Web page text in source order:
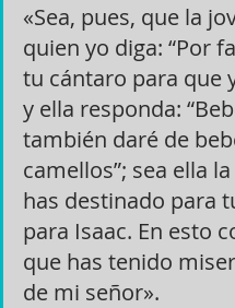
«Sea, pues, que la
quien yo diga: “Por
tu cántaro para que
y ella responda:
también daré de
camellos”; sea ella
has destinado para
para Isaac. En esto
que has tenido
de mi señor».